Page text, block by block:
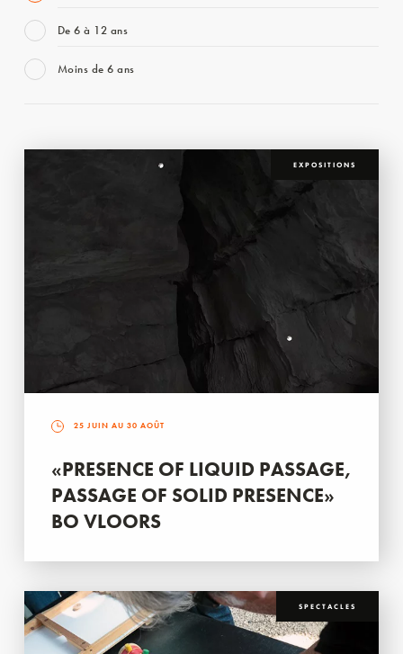
De 6 à 12 ans
Moins de 6 ans
EXPOSITIONS
25 JUIN AU 30 AOÛT
«PRESENCE OF LIQUID PASSAGE,
PASSAGE OF SOLID PRESENCE»
BO VLOORS
SPECTACLES